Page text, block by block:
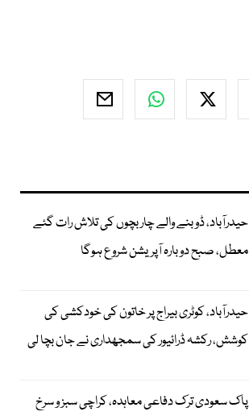
حیدرآباد، ڈوبنے والے چار بچوں کی تلاش رات گئے
معطل، صبح دوبارہ آپریشن شروع ہوگا
حیدرآباد، کوٹری بیراج پر خاتون کی خودکشی کی
کوشش، رکشہ ڈرائیور کی سمجھداری نے جان بچا لی
پاک سعودی ترک دفاعی معاہدہ، کراچی سبز و سرخ